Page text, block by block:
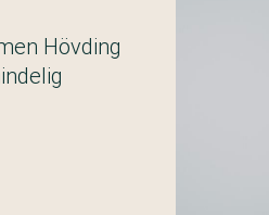
Hövding